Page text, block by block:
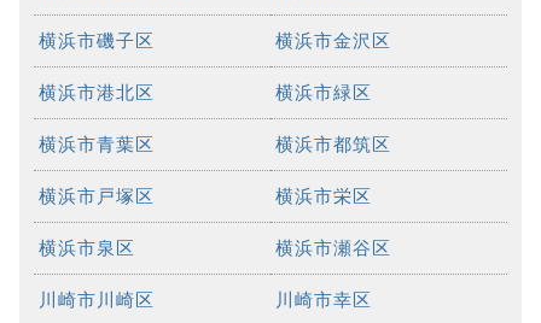
横浜市磯子区 横浜市金沢区
横浜市港北区 横浜市緑区
横浜市青葉区 横浜市都筑区
横浜市戸塚区 横浜市栄区
横浜市泉区 横浜市瀬谷区
川崎市川崎区 川崎市幸区